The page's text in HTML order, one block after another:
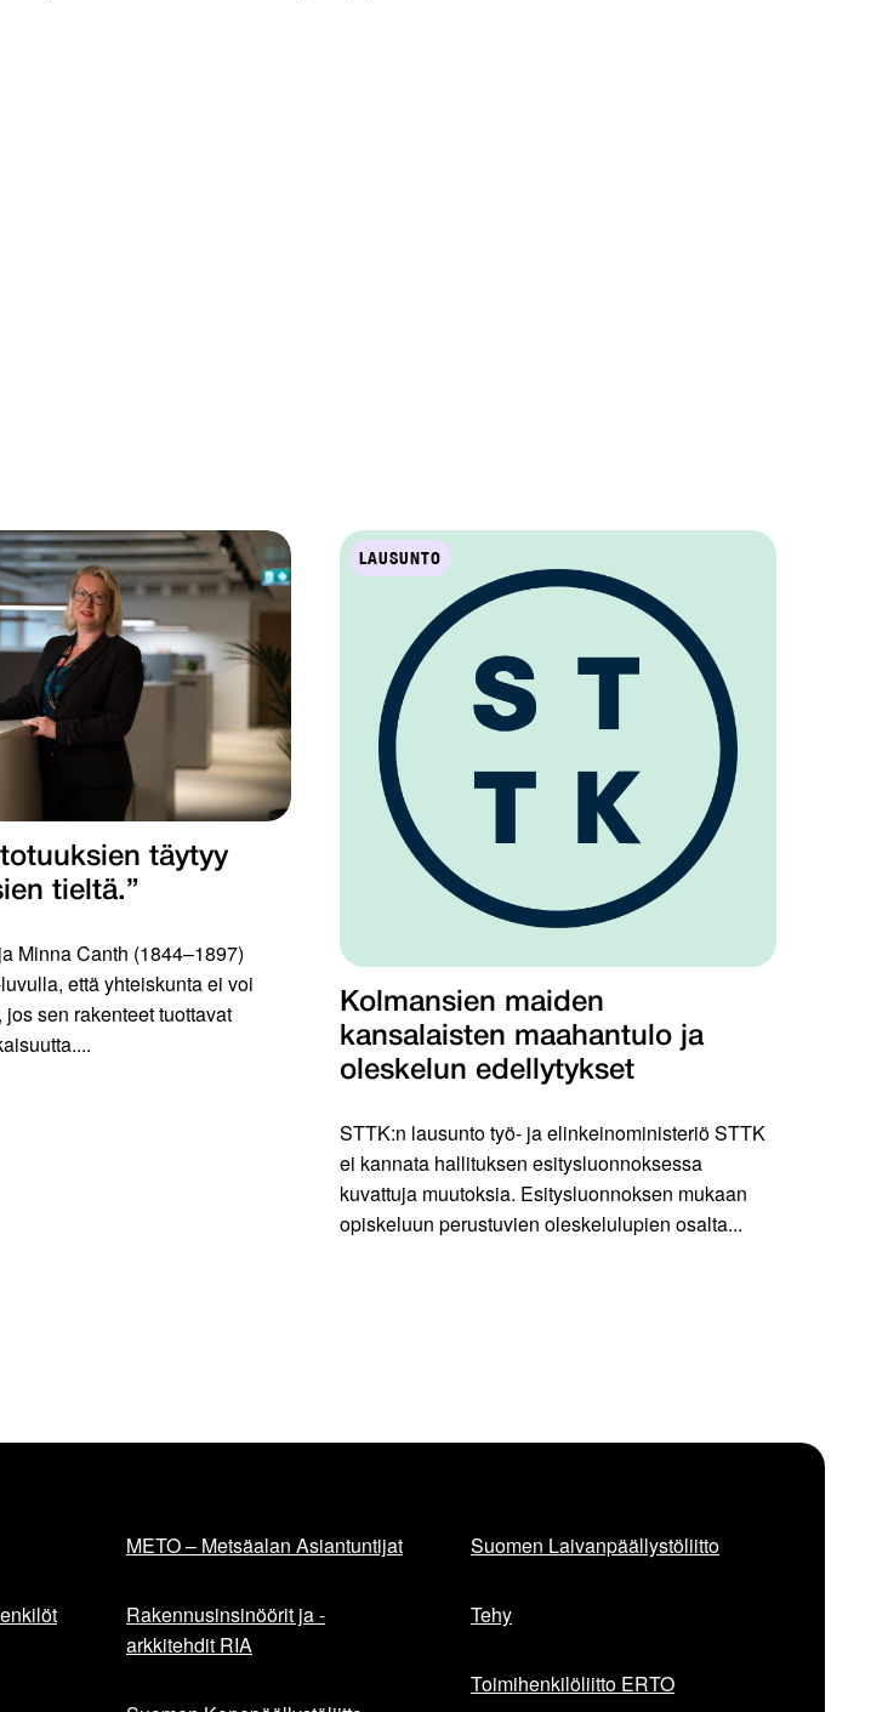
täytyy
tieltä.”
Minna Canth (1844–1897)
että yhteiskunta ei voi
sen rakenteet tuottavat
LAUSUNTO
Kolmansien maiden
kansalaisten maahantulo ja
oleskelun edellytykset
STTK:n lausunto työ- ja elinkeinoministeriö STTK
ei kannata hallituksen esitysluonnoksessa
kuvattuja muutoksia. Esitysluonnoksen mukaan
opiskeluun perustuvien oleskelulupien osalta...
METO – Metsäalan Asiantuntijat
Rakennusinsinöörit ja -
arkkitehdit RIA
Suomen Laivanpäällystöliitto
Tehy
Toimihenkilöliitto ERTO